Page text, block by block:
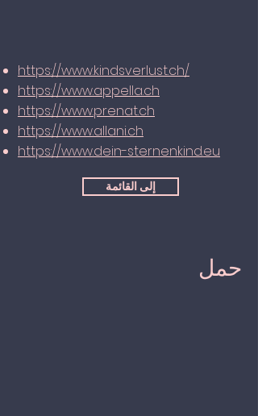
https://www.kindsverlust.ch/
https://www.appella.ch
https://www.prenat.ch
https://www.allani.ch
https://www.dein-sternenkind.eu
إلى القائمة
حمل